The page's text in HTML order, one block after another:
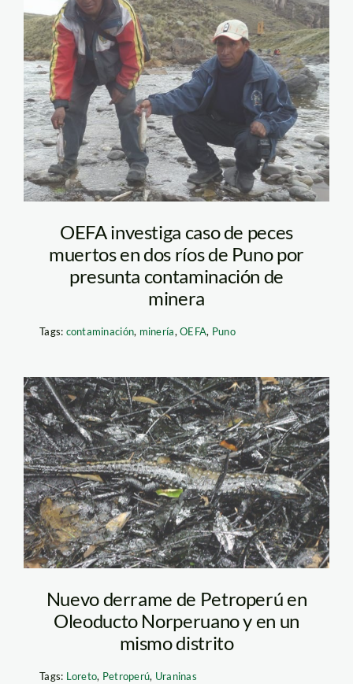
peces
muertos_Puno_Correo
OEFA investiga caso de peces
muertos en dos ríos de Puno por
presunta contaminación de
minera
Tags: contaminación, minería,OEFA, Puno
uraninas_derrame de
petróleo
Nuevo derrame de Petroperú en
Oleoducto Norperuano y en un
mismo distrito
Tags: Loreto, Petroperú, Uraninas